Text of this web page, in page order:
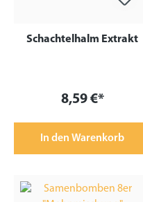
Schachtelhalm Extrakt
8,59 €*
In den Warenkorb